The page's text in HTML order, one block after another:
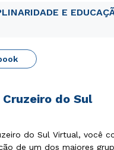
E
do Sul
do Sul Virtual, você
de um dos maiores